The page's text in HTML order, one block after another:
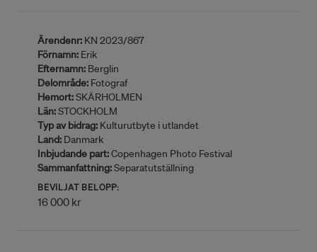
Ärendenr: KN 2023/867
Förnamn: Erik
Efternamn: Berglin
Delområde: Fotograf
Hemort:SKÄRHOLMEN
Län:STOCKHOLM
Typ av bidrag: Kulturutbyte i utlandet
Land: Danmark
Inbjudande part:Copenhagen Photo Festival
Sammanfattning:Separatutställning
BEVILJAT BELOPP:
16 000 kr